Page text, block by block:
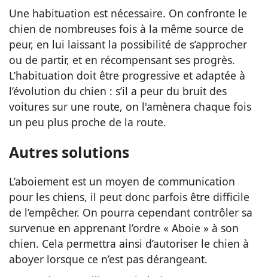
Une habituation est nécessaire. On confronte le
chien de nombreuses fois à la même source de
peur, en lui laissant la possibilité de s’approcher
ou de partir, et en récompensant ses progrès.
L’habituation doit être progressive et adaptée à
l’évolution du chien : s’il a peur du bruit des
voitures sur une route, on l'amènera chaque fois
un peu plus proche de la route.
Autres solutions
L’aboiement est un moyen de communication
pour les chiens, il peut donc parfois être difficile
de l’empêcher. On pourra cependant contrôler sa
survenue en apprenant l’ordre « Aboie » à son
chien. Cela permettra ainsi d’autoriser le chien à
aboyer lorsque ce n’est pas dérangeant.